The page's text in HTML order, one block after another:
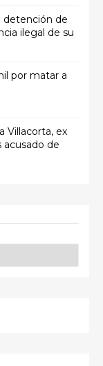
detención de
ilegal de su
por matar a
Villacorta, ex
acusado de